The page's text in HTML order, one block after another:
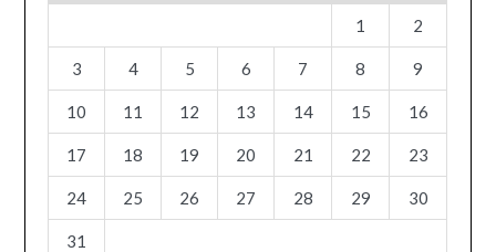
1
2
3 4 5 6 7 8 9
10 11 12 13 14 15 16
17 18 19 20 21 22 23
24 25 26 27 28 29 30
31